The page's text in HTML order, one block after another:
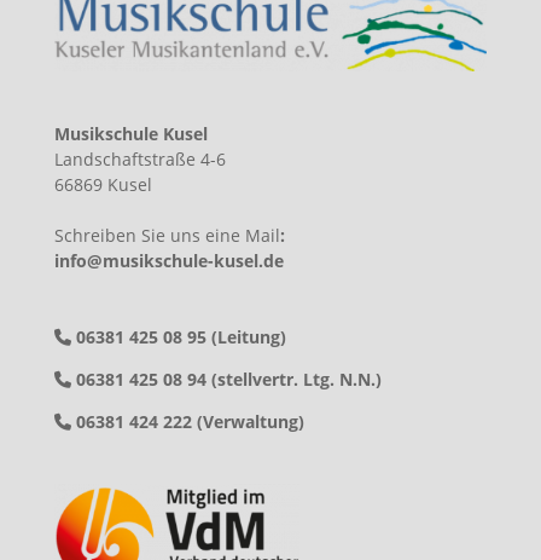
Musikschule Kusel
Landschaftstraße 4-6
66869 Kusel
Schreiben Sie uns eine Mail:
info@musikschule-kusel.de
06381 425 08 95 (Leitung)
06381 425 08 94 (stellvertr. Ltg. N.N.)
06381 424 222 (Verwaltung)